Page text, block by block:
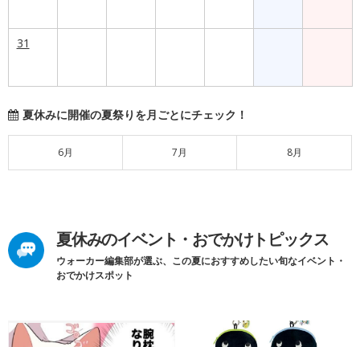
31
夏休みに開催の夏祭りを月ごとにチェック！
6月 7月 8月
夏休みのイベント・おでかけトピックス
ウォーカー編集部が選ぶ、この夏におすすめしたい旬なイベント・
おでかけスポット